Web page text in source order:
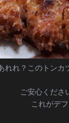
れれ？このトンカ
ご安心くださ
これがデ